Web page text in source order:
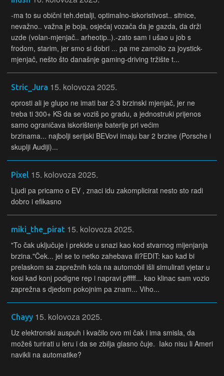
-ma to su obični teh.detalji, optimalno-iskoristivost.. sitnice,
nevažno.. važna je boja, osjećaj vozača da je gazda, da drži
uzde (volan-mjenjač.. arheotip..).-zato sam i ušao u job s
frodom, starim, jer smo si dobri ... pa me zamolio za joystick-
mjenjač, nešto što današnje gaming-driving tržište t...
Stric_Jura 15. kolovoza 2025.
oprosti ali je glupo ne imati bar 2-3 brzinski mjenjač, jer ne
treba ti 300+ KS da se voziš po gradu, a jednostruki prijenos
samo ograničava iskorištenje baterije pri većim
brzinama... najbolji serijski BEVovi imaju bar 2 brzine (Porsche i
skuplji Audiji)...
Pixel 15. kolovoza 2025.
Ljudi pa pricamo o EV , znaci idu zakomplicirat nesto sto radi
dobro i efikasno
miki_the_pirat 15. kolovoza 2025.
"To čak uključuje i prekide u snazi kao kod stvarnog mijenjanja
brzina."Ček... jel se to netko zahebava ili?EDIT: kao kad bi
prelaskom sa zaprežnih kola na automobil išli simulirati vjetar u
kosi kad konj podigne rep i napravi pfffff... kao klinac sam vozio
zaprežna s djedom pokojnim pa znam... Viho...
Chayy 15. kolovoza 2025.
Uz elektronski auspuh i kvačilo ovo mi čak i ima smisla, da
možeš turirati u leru i da se zbilja glasno čuje. Iako nisu li Ameri
navikli na automatike?